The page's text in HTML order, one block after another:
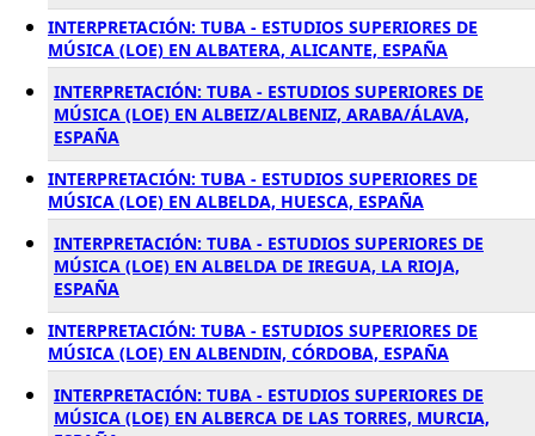
INTERPRETACIÓN: TUBA - ESTUDIOS SUPERIORES DE
MÚSICA (LOE) EN ALBATERA, ALICANTE, ESPAÑA
INTERPRETACIÓN: TUBA - ESTUDIOS SUPERIORES DE
MÚSICA (LOE) EN ALBEIZ/ALBENIZ, ARABA/ÁLAVA,
ESPAÑA
INTERPRETACIÓN: TUBA - ESTUDIOS SUPERIORES DE
MÚSICA (LOE) EN ALBELDA, HUESCA, ESPAÑA
INTERPRETACIÓN: TUBA - ESTUDIOS SUPERIORES DE
MÚSICA (LOE) EN ALBELDA DE IREGUA, LA RIOJA,
ESPAÑA
INTERPRETACIÓN: TUBA - ESTUDIOS SUPERIORES DE
MÚSICA (LOE) EN ALBENDIN, CÓRDOBA, ESPAÑA
INTERPRETACIÓN: TUBA - ESTUDIOS SUPERIORES DE
MÚSICA (LOE) EN ALBERCA DE LAS TORRES, MURCIA,